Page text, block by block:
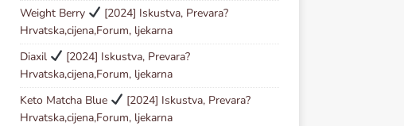
Weight Berry
[2024] Iskustva, Prevara?
Hrvatska,cijena,Forum, ljekarna
Diaxil
[2024] Iskustva, Prevara?
Hrvatska,cijena,Forum, ljekarna
Keto Matcha Blue
[2024] Iskustva, Prevara?
Hrvatska,cijena,Forum, ljekarna